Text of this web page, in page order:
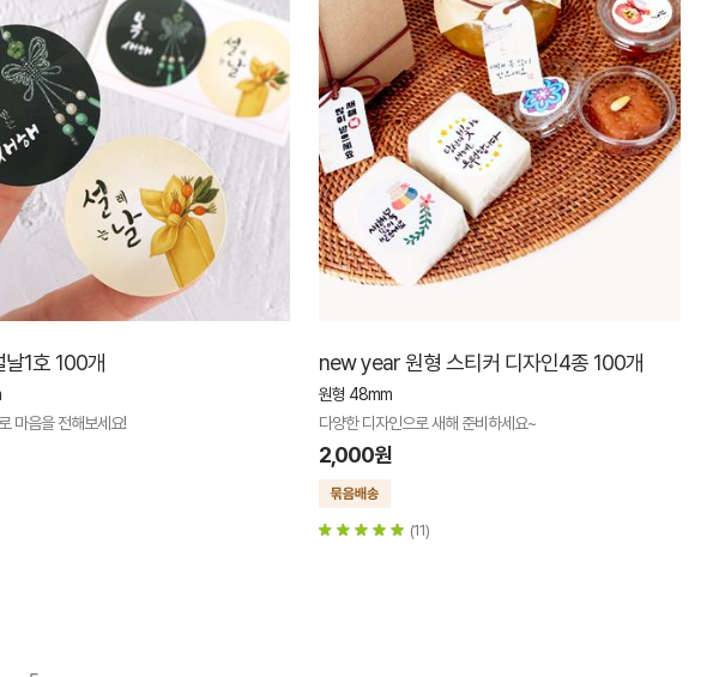
1호 100개
마음을 전해보세요!
new year 원형 스티커 디자인4종 100개
원형 48mm
다양한 디자인으로 새해 준비하세요~
2,000원
(11)